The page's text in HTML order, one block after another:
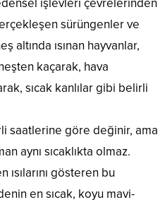
işlevleri çevrelerinden
sürüngenler ve
altında ısınan hayvanlar,
kaçarak, hava
sıcak kanlılar gibi belirli
saatlerine göre değinir, ama
aynı sıcaklıkta olmaz.
gösteren bu
en sıcak, koyu mavi-